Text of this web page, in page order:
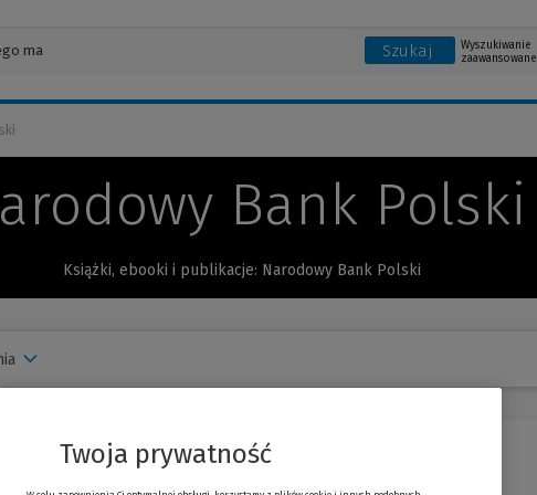
Szukaj
Wyszukiwanie
zaawansowane
Bank Polski
Książki, ebooki i publikacje: Narodowy Bank Polski
obrotu pieniężnego. Komentarz
Twoja prywatność